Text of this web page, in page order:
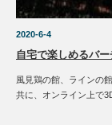
2020-6-4
自宅で楽しめるバ
風見鶏の館、ラインの
共に、オンライン上で